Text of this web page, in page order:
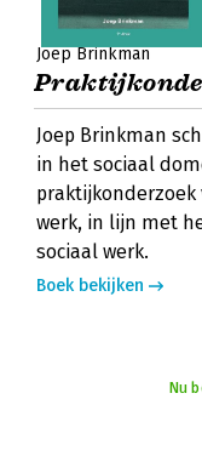
Joep Brinkman
Joep Brinkman
in het sociaal
werk, in lijn met
sociaal werk.
Boek bekijken
Nu